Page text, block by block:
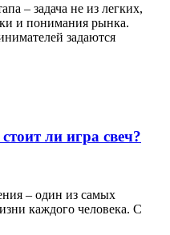
– задача не из легких,
и понимания рынка.
задаются
ли игра свеч?
– один из самых
каждого человека. С